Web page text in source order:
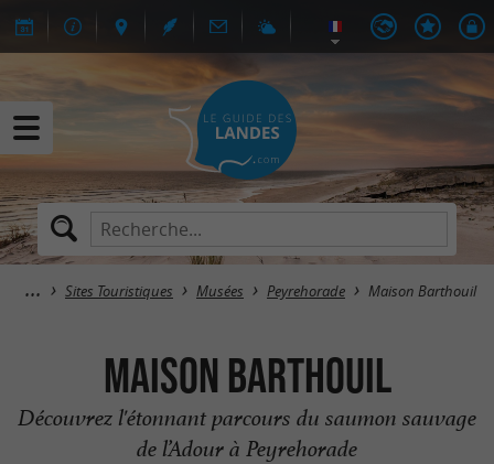
Sites Touristiques Musées Peyrehorade Maison Barthouil
Maison Barthouil
Découvrez l'étonnant parcours du saumon sauvage
de l’Adour à Peyrehorade